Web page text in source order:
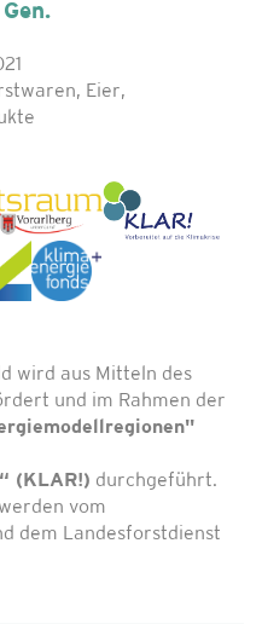
Eier,
wird aus Mitteln des
und im Rahmen der
(KLAR!) durchgeführt.
vom
dem Landesforstdienst